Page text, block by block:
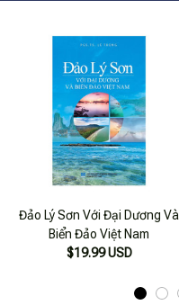
Đảo Lý Sơn Với Đại Dương Và
Biển Đảo Việt Nam
$19.99 USD